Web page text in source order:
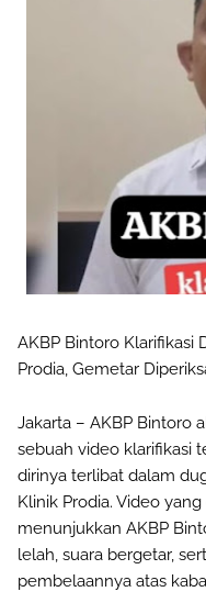
AKBP Bintoro Klarifikasi
Prodia, Gemetar
Jakarta – AKBP Bintoro
sebuah video klarifikasi
dirinya terlibat dalam
Klinik Prodia. Video
menunjukkan AKBP
lelah, suara bergetar,
pembelaannya atas